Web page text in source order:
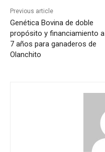
Previous article
Genética Bovina de doble
propósito y financiamiento a
7 años para ganaderos de
Olanchito